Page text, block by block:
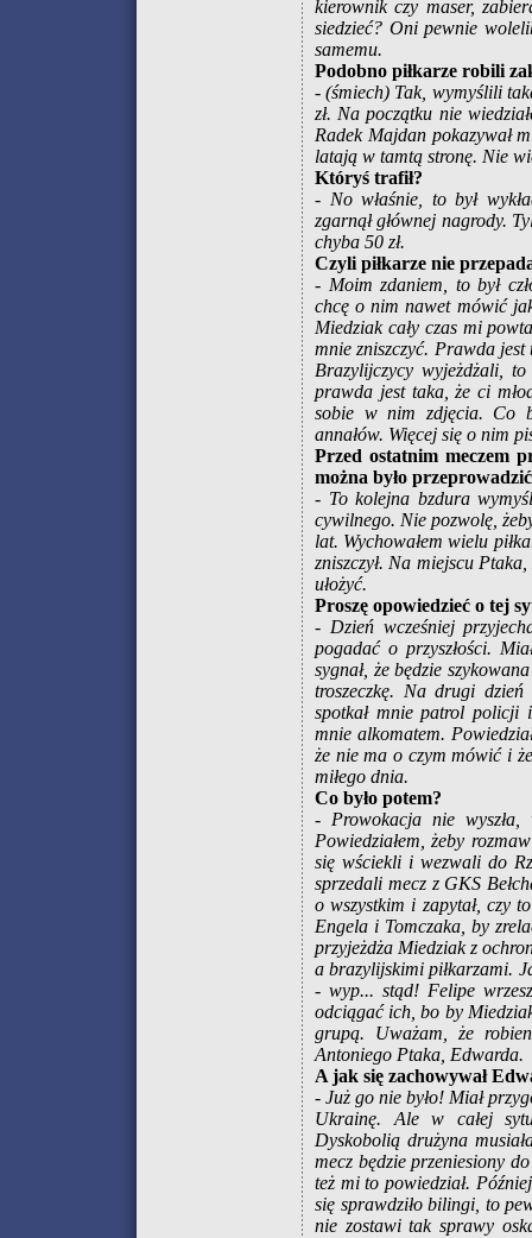
kierownik czy maser,
siedzieć? Oni pewnie
samemu.
Podobno piłkarze robili
- (śmiech) Tak, wymyślili
zł. Na początku nie
Radek Majdan pokazywał
latają w tamtą stronę. Nie
Któryś trafił?
- No właśnie, to był
zgarnął głównej nagrody.
chyba 50 zł.
Czyli piłkarze nie
- Moim zdaniem, to był
chcę o nim nawet mówić
Miedziak cały czas mi
mnie zniszczyć. Prawda
Brazylijczycy wyjeżdżali,
prawda jest taka, że ci
sobie w nim zdjęcia. Co
annałów. Więcej się o nim
Przed ostatnim meczem
można było
- To kolejna bzdura
cywilnego. Nie pozwolę,
lat. Wychowałem wielu
zniszczył. Na miejscu
ułożyć.
Proszę opowiedzieć o tej
- Dzień wcześniej
pogadać o przyszłości.
sygnał, że będzie
troszeczkę. Na drugi
spotkał mnie patrol policji
mnie alkomatem.
że nie ma o czym mówić i
miłego dnia.
Co było potem?
- Prowokacja nie wyszła,
Powiedziałem, żeby
się wściekli i wezwali do
sprzedali mecz z GKS
o wszystkim i zapytał, czy
Engela i Tomczaka, by
przyjeżdża Miedziak z
a brazylijskimi piłkarzami.
- wyp... stąd! Felipe
odciągać ich, bo by
grupą. Uważam, że
Antoniego Ptaka, Edwarda.
A jak się zachowywał
- Już go nie było! Miał
Ukrainę. Ale w całej
Dyskobolią drużyna
mecz będzie przeniesiony
też mi to powiedział.
się sprawdziło bilingi, to
nie zostawi tak sprawy